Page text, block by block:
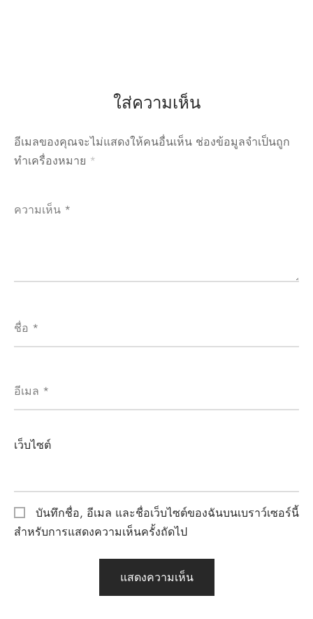
ใส่ความเห็น
อีเมลของคุณจะไม่แสดงให้คนอื่นเห็น ช่องข้อมูลจำเป็นถูก
ทำเครื่องหมาย *
ความเห็น *
ชื่อ *
อีเมล *
เว็บไซต์
บันทึกชื่อ, อีเมล และชื่อเว็บไซต์ของฉันบนเบราว์เซอร์นี้
สำหรับการแสดงความเห็นครั้งถัดไป